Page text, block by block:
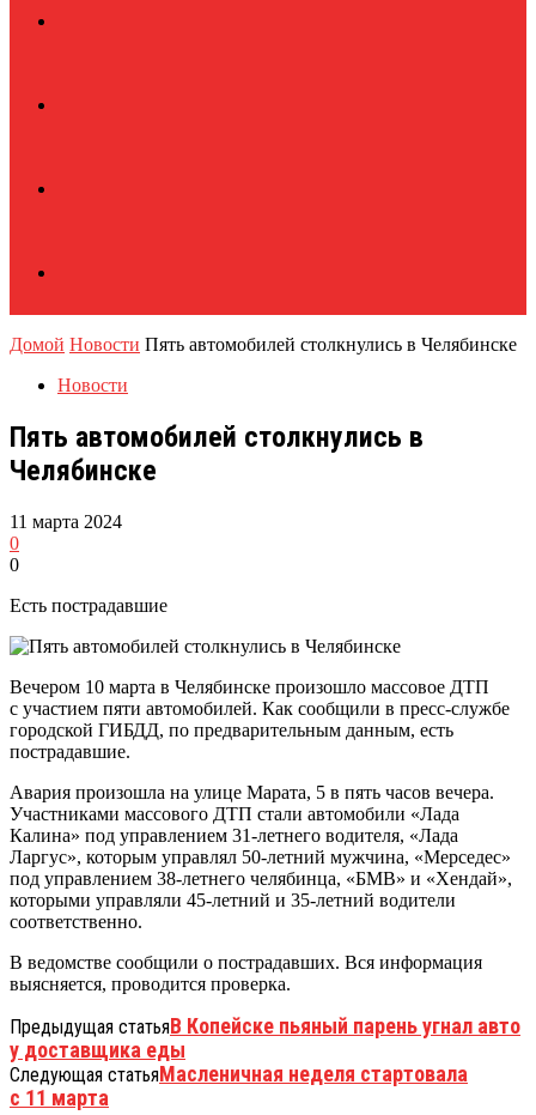
Домой Новости Пять автомобилей столкнулись в Челябинске
Новости
Пять автомобилей столкнулись в
Челябинске
11 марта 2024
0
0
Есть пострадавшие
Вечером 10 марта в Челябинске произошло массовое ДТП
с участием пяти автомобилей. Как сообщили в пресс-службе
городской ГИБДД, по предварительным данным, есть
пострадавшие.
Авария произошла на улице Марата, 5 в пять часов вечера.
Участниками массового ДТП стали автомобили «Лада
Калина» под управлением 31-летнего водителя, «Лада
Ларгус», которым управлял 50-летний мужчина, «Мерседес»
под управлением 38-летнего челябинца, «БМВ» и «Хендай»,
которыми управляли 45-летний и 35-летний водители
соответственно.
В ведомстве сообщили о пострадавших. Вся информация
выясняется, проводится проверка.
Предыдущая статьяВ Копейске пьяный парень угнал авто
у доставщика еды
Следующая статьяМасленичная неделя стартовала
с 11 марта